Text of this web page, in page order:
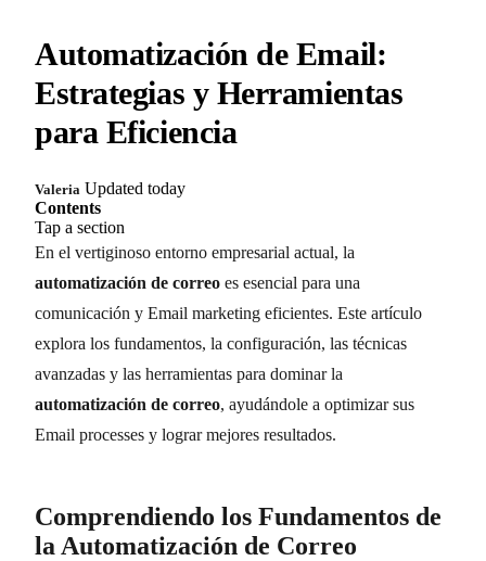
Automatización de Email:
Estrategias y Herramientas
para Eficiencia
Valeria Updated today
Contents
Tap a section
En el vertiginoso entorno empresarial actual, la
automatización de correo es esencial para una
comunicación y Email marketing eficientes. Este artículo
explora los fundamentos, la configuración, las técnicas
avanzadas y las herramientas para dominar la
automatización de correo, ayudándole a optimizar sus
Email processes y lograr mejores resultados.
Comprendiendo los Fundamentos de
la Automatización de Correo